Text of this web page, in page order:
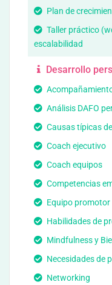
Plan de
Taller práctico
escalabilidad
Desarrollo
Análisis DAFO
Causas típicas
Coach ejecutivo
Coach equipos
Competencias
Equipo promotor
Habilidades de
Mindfulness y
Necesidades de
Networking